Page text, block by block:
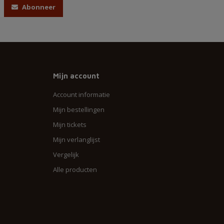
Abonneer
Mijn account
Account informatie
Mijn bestellingen
Mijn tickets
Mijn verlanglijst
Vergelijk
Alle producten